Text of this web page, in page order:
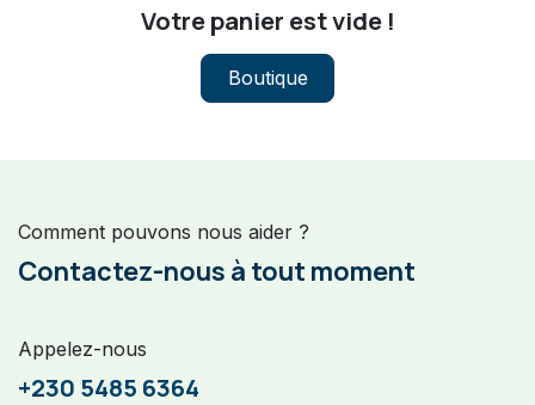
Votre panier est vide !
Boutique
Comment pouvons nous aider ?
Contactez-nous à tout moment
Appelez-nous
+230 5485 6364